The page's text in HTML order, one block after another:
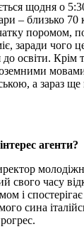
щодня о
– близько 70
поромом,
заради чого
до освіти. Крім
а зараз
агенти?
свого часу
і
сина